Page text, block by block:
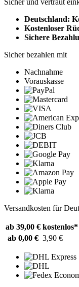
Deutschland:
Kostenloser
Sichere
Sicher bezahlen mit
Nachnahme
Vorauskasse
Versandkosten für
ab 39,00 € kostenlos*
ab 0,00 € 3,90 €